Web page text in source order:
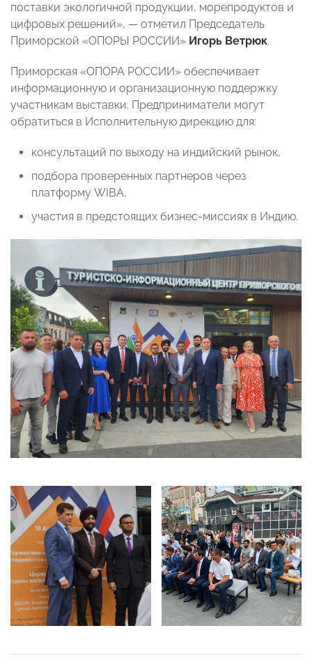
поставки экологичной продукции, морепродуктов и
цифровых решений», — отметил Председатель
Приморской «ОПОРЫ РОССИИ» Игорь Ветрюк.
Приморская «ОПОРА РОССИИ» обеспечивает
информационную и организационную поддержку
участникам выставки. Предприниматели могут
обратиться в Исполнительную дирекцию для:
консультаций по выходу на индийский рынок,
подбора проверенных партнеров через
платформу WIBA,
участия в предстоящих бизнес-миссиях в Индию.